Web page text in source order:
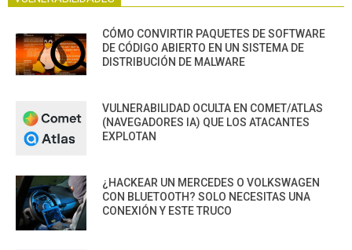
CÓMO CONVIRTIR PAQUETES DE SOFTWARE
DE CÓDIGO ABIERTO EN UN SISTEMA DE
DISTRIBUCIÓN DE MALWARE
VULNERABILIDAD OCULTA EN COMET/ATLAS
(NAVEGADORES IA) QUE LOS ATACANTES
EXPLOTAN
¿HACKEAR UN MERCEDES O VOLKSWAGEN
CON BLUETOOTH? SOLO NECESITAS UNA
CONEXIÓN Y ESTE TRUCO